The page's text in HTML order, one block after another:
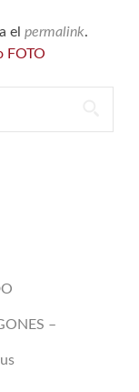
el permalink.
FOTO
–